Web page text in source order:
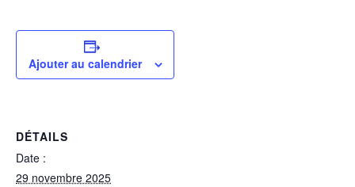
Ajouter au calendrier
DÉTAILS
Date :
29 novembre 2025